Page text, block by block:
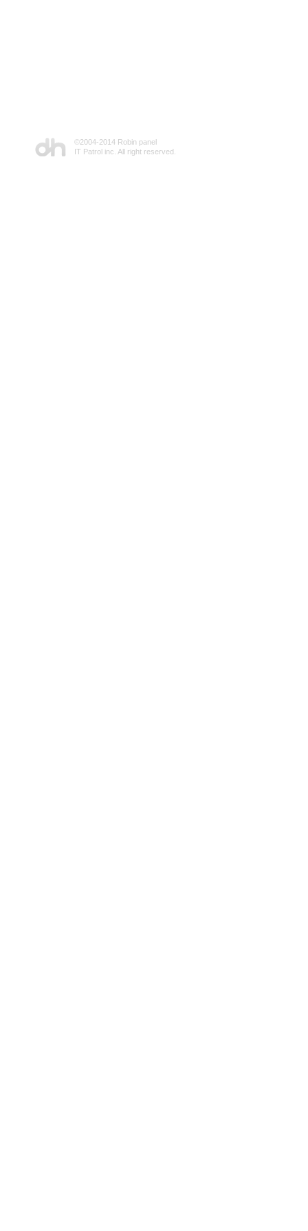
©2004-2014 Robin panel
IT Patrol inc. All right reserved.